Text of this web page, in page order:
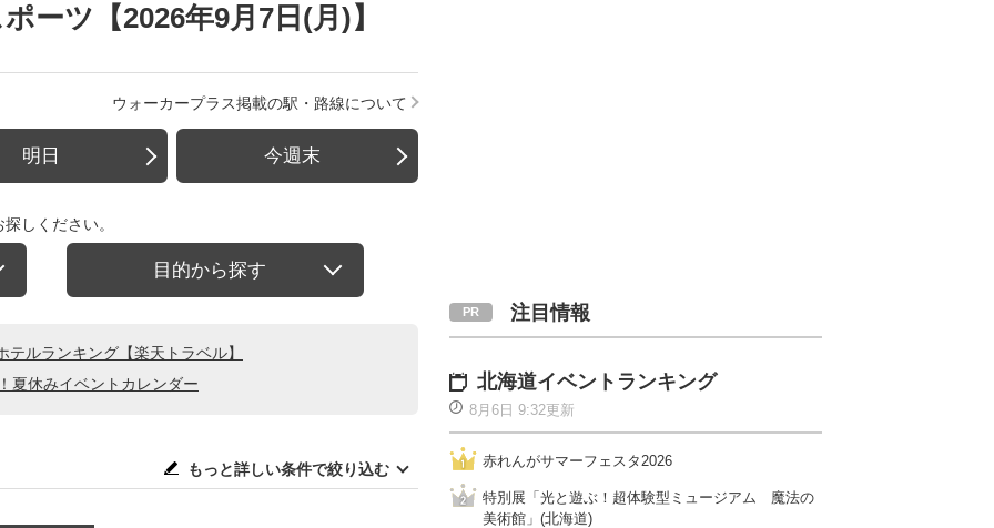
ーツ【2026年9月7日(月)】
ウォーカープラス掲載の駅・路線について
明日 今週末
しください。
目的から探す
ルランキング【楽天トラベル】
夏休みイベントカレンダー
もっと詳しい条件で絞り込む
注目情報
北海道イベントランキング
8月6日 9:32更新
赤れんがサマーフェスタ2026
特別展「光と遊ぶ！超体験型ミュージアム 魔法の
美術館」(北海道)